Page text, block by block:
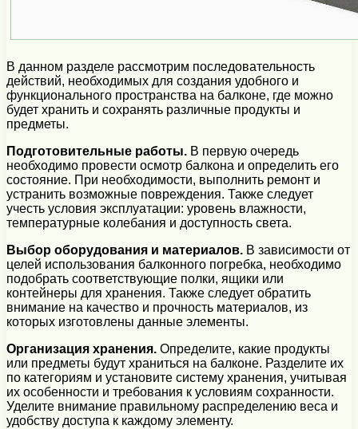
В данном разделе рассмотрим последовательность
действий, необходимых для создания удобного и
функционального пространства на балконе, где можно
будет хранить и сохранять различные продукты и
предметы.
Подготовительные работы. В первую очередь
необходимо провести осмотр балкона и определить его
состояние. При необходимости, выполнить ремонт и
устранить возможные повреждения. Также следует
учесть условия эксплуатации: уровень влажности,
температурные колебания и доступность света.
Выбор оборудования и материалов. В зависимости от
целей использования балконного погребка, необходимо
подобрать соответствующие полки, ящики или
контейнеры для хранения. Также следует обратить
внимание на качество и прочность материалов, из
которых изготовлены данные элементы.
Организация хранения. Определите, какие продукты
или предметы будут храниться на балконе. Разделите их
по категориям и установите систему хранения, учитывая
их особенности и требования к условиям сохранности.
Уделите внимание правильному распределению веса и
удобству доступа к каждому элементу.